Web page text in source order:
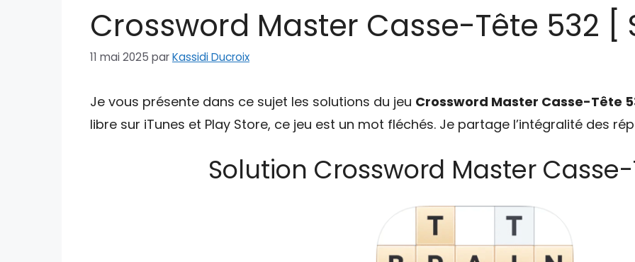
Crossword Master Casse-Tête 532 [
11 mai 2025 parKassidi Ducroix
Je vous présente dans ce sujet les solutions du jeu Crossword Master Casse-Tête
libre sur iTunes et Play Store, ce jeu est un mot fléchés. Je partage l’intégralité des
Solution Crossword Master